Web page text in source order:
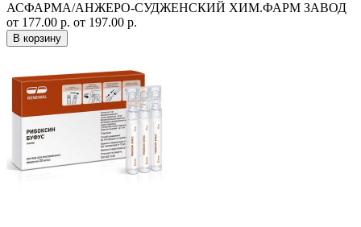
АСФАРМА/АНЖЕРО-СУДЖЕНСКИЙ ХИМ.ФАРМ ЗАВОД
от 177.00 р. от 197.00 р.
В корзину